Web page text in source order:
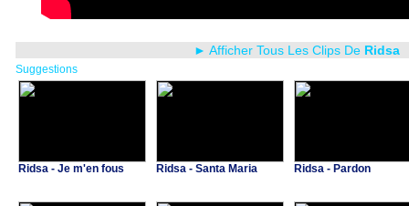
► Afficher Tous Les Clips De Ridsa
Suggestions
Ridsa - Je m'en fous Ridsa - Santa Maria Ridsa - Pardon